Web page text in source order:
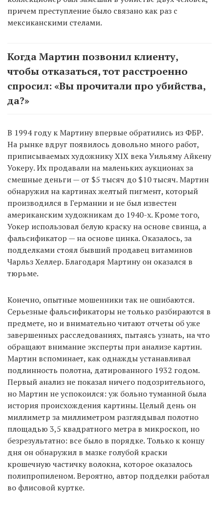
причем преступление было связано как раз с
мексиканскими стелами.
Когда Мартин позвонил клиенту,
чтобы отказаться, тот расстроенно
спросил: «Вы прочитали про убийства,
да?»
В 1994 году к Мартину впервые обратились из ФБР.
На рынке вдруг появилось довольно много работ,
приписываемых художнику XIX века Уильяму Айкену
Уокеру. Их продавали на маленьких аукционах за
смешные деньги — от $5 тысяч до $10 тысяч. Мартин
обнаружил на картинах желтый пигмент, который
производился в Германии и не был известен
американским художникам до 1940-х. Кроме того,
Уокер использовал белую краску на основе свинца, а
фальсификатор — на основе цинка. Оказалось, за
подделками стоял бывший продавец витаминов
Чарльз Хеллер. Благодаря Мартину он оказался в
тюрьме.
Конечно, опытные мошенники так не ошибаются.
Серьезные фальсификаторы не только разбираются в
предмете, но и внимательно читают отчеты об уже
завершенных расследованиях, пытаясь узнать, на что
обращают внимание эксперты при анализе картин.
Мартин вспоминает, как однажды устанавливал
подлинность полотна, датированного 1932 годом.
Первый анализ не показал ничего подозрительного,
но Мартин не успокоился: уж больно туманной была
история происхождения картины. Целый день он
миллиметр за миллиметром разглядывал полотно
площадью 3,5 квадратного метра в микроскоп, но
безрезультатно: все было в порядке. Только к концу
дня он обнаружил в мазке голубой краски
крошечную частичку волокна, которое оказалось
полипропиленом. Вероятно, автор подделки работал
во флисовой куртке.